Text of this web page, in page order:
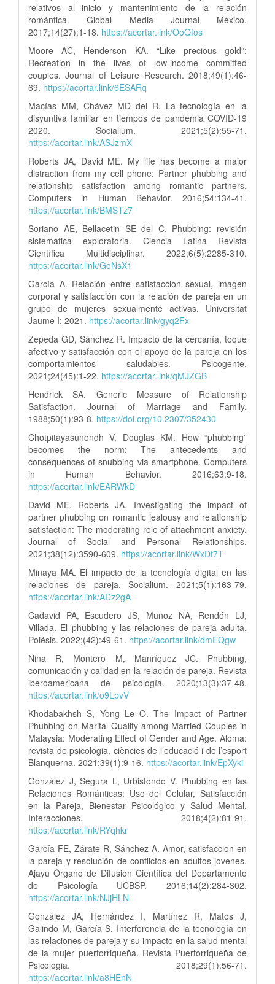
relativos al inicio y mantenimiento de la relación
romántica. Global Media Journal México.
2017;14(27):1-18. https://acortar.link/OoQfos
Moore AC, Henderson KA. “Like precious gold”:
Recreation in the lives of low-income committed
couples. Journal of Leisure Research. 2018;49(1):46-
69. https://acortar.link/6ESARq
Macías MM, Chávez MD del R. La tecnología en la
disyuntiva familiar en tiempos de pandemia COVID-19
2020. Socialium. 2021;5(2):55-71.
https://acortar.link/ASJzmX
Roberts JA, David ME. My life has become a major
distraction from my cell phone: Partner phubbing and
relationship satisfaction among romantic partners.
Computers in Human Behavior. 2016;54:134-41.
https://acortar.link/BMSTz7
Soriano AE, Bellacetin SE del C. Phubbing: revisión
sistemática exploratoria. Ciencia Latina Revista
Científica Multidisciplinar. 2022;6(5):2285-310.
https://acortar.link/GoNsX1
García A. Relación entre satisfacción sexual, imagen
corporal y satisfacción con la relación de pareja en un
grupo de mujeres sexualmente activas. Universitat
Jaume I; 2021. https://acortar.link/gyq2Fx
Zepeda GD, Sánchez R. Impacto de la cercanía, toque
afectivo y satisfacción con el apoyo de la pareja en los
comportamientos saludables. Psicogente.
2021;24(45):1-22. https://acortar.link/qMJZGB
Hendrick SA. Generic Measure of Relationship
Satisfaction. Journal of Marriage and Family.
1988;50(1):93-8. https://doi.org/10.2307/352430
Chotpitayasunondh V, Douglas KM. How “phubbing”
becomes the norm: The antecedents and
consequences of snubbing via smartphone. Computers
in Human Behavior. 2016;63:9-18.
https://acortar.link/EARWkD
David ME, Roberts JA. Investigating the impact of
partner phubbing on romantic jealousy and relationship
satisfaction: The moderating role of attachment anxiety.
Journal of Social and Personal Relationships.
2021;38(12):3590-609. https://acortar.link/WxDf7T
Minaya MA. El impacto de la tecnología digital en las
relaciones de pareja. Socialium. 2021;5(1):163-79.
https://acortar.link/ADz2gA
Cadavid PA, Escudero JS, Muñoz NA, Rendón LJ,
Villada. El phubbing y las relaciones de pareja adulta.
Poiésis. 2022;(42):49-61. https://acortar.link/dmEQgw
Nina R, Montero M, Manríquez JC. Phubbing,
comunicación y calidad en la relación de pareja. Revista
iberoamericana de psicología. 2020;13(3):37-48.
https://acortar.link/o9LpvV
Khodabakhsh S, Yong Le O. The Impact of Partner
Phubbing on Marital Quality among Married Couples in
Malaysia: Moderating Effect of Gender and Age. Aloma:
revista de psicologia, ciències de l’educació i de l’esport
Blanquerna. 2021;39(1):9-16. https://acortar.link/EpXyki
González J, Segura L, Urbistondo V. Phubbing en las
Relaciones Románticas: Uso del Celular, Satisfacción
en la Pareja, Bienestar Psicológico y Salud Mental.
Interacciones. 2018;4(2):81-91.
https://acortar.link/RYqhkr
García FE, Zárate R, Sánchez A. Amor, satisfaccion en
la pareja y resolución de conflictos en adultos jovenes.
Ajayu Órgano de Difusión Científica del Departamento
de Psicología UCBSP. 2016;14(2):284-302.
https://acortar.link/NJjHLN
González JA, Hernández I, Martínez R, Matos J,
Galindo M, García S. Interferencia de la tecnología en
las relaciones de pareja y su impacto en la salud mental
de la mujer puertorriqueña. Revista Puertorriqueña de
Psicologia. 2018;29(1):56-71.
https://acortar.link/a8HEnN